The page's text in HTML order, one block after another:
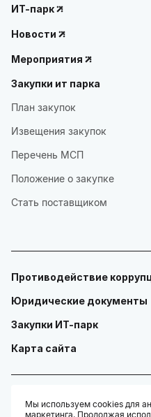
ИТ-парк
Новости
Мероприятия
Закупки ит парка
План закупок
Извещения закупок
Перечень МСП
Положение о закупке
Стать поставщиком
Противодействие
Юридические документы
Закупки ИТ-парк
Карта сайта
Мы используем cookies для
маркетинга. Продолжая